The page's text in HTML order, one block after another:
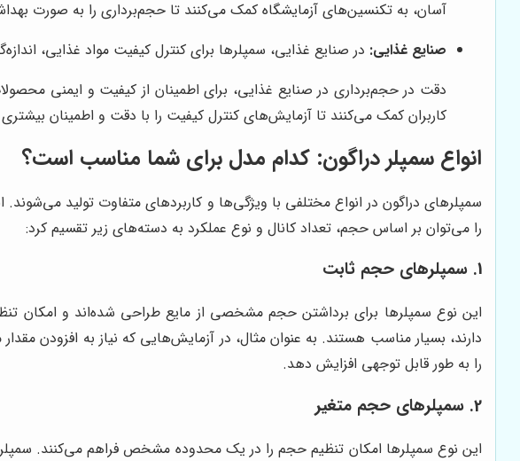
آسان، به تکنسین‌های آزمایشگاه کمک می‌کنند تا حجم‌برداری را به صورت
صنایع غذایی: در صنایع غذایی، سمپلرها برای کنترل کیفیت مواد غذایی،
دقت در حجم‌برداری در صنایع غذایی، برای اطمینان از کیفیت و ایمنی
کاربران کمک می‌کنند تا آزمایش‌های کنترل کیفیت را با دقت و اطمینان
انواع سمپلر دراگون: کدام مدل برای شما مناسب است؟
سمپلرهای دراگون در انواع مختلفی با ویژگی‌ها و کاربردهای متفاوت تولید
را می‌توان بر اساس حجم، تعداد کانال و نوع عملکرد به دسته‌های زیر تقسیم کرد:
1. سمپلرهای حجم ثابت
این نوع سمپلرها برای برداشتن حجم مشخصی از مایع طراحی شده‌اند و امکان
دارند، بسیار مناسب هستند. به عنوان مثال، در آزمایش‌هایی که نیاز به افزودن
را به طور قابل توجهی افزایش دهد.
2. سمپلرهای حجم متغیر
این نوع سمپلرها امکان تنظیم حجم را در یک محدوده مشخص فراهم می‌کنند.